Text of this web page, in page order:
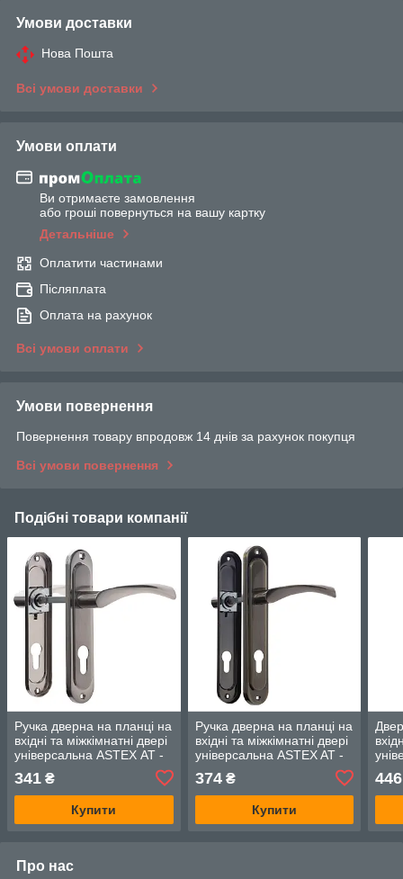
Умови доставки
Нова Пошта
Всі умови доставки
Умови оплати
Ви отримаєте замовлення
або гроші повернуться на вашу картку
Детальніше
Оплатити частинами
Післяплата
Оплата на рахунок
Всі умови оплати
Умови повернення
Повернення товару впродовж 14 днів за рахунок покупця
Всі умови повернення
Подібні товари компанії
Ручка дверна на планці на
вхідні та міжкімнатні двері
універсальна ASTEX АТ -
Cornu A62 -ЕТBN Нікель
341 ₴
Купити
Ручка дверна на планці на
вхідні та міжкімнатні двері
універсальна ASTEX AT -
374₴
Купити
446
Про нас